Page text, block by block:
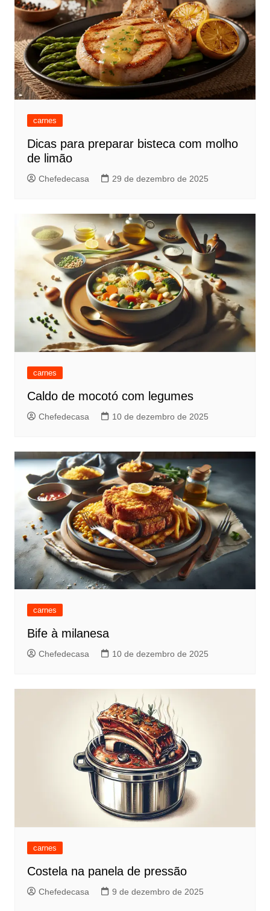
carnes
Dicas para preparar bisteca com molho
de limão
Chefedecasa 29 de dezembro de 2025
carnes
Caldo de mocotó com legumes
Chefedecasa 10 de dezembro de 2025
carnes
Bife à milanesa
Chefedecasa 10 de dezembro de 2025
carnes
Costela na panela de pressão
Chefedecasa 9 de dezembro de 2025